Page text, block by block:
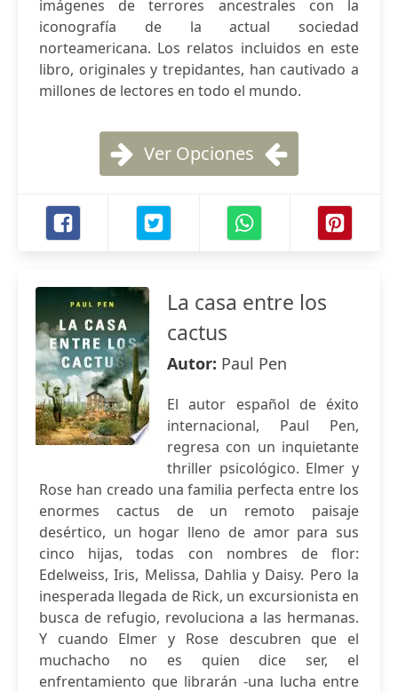
imágenes de terrores ancestrales con la
iconografía de la actual sociedad
norteamericana. Los relatos incluidos en este
libro, originales y trepidantes, han cautivado a
millones de lectores en todo el mundo.
Ver Opciones
La casa entre los
cactus
Autor: Paul Pen
El autor español de éxito
internacional, Paul Pen,
regresa con un inquietante
thriller psicológico. Elmer y
Rose han creado una familia perfecta entre los
enormes cactus de un remoto paisaje
desértico, un hogar lleno de amor para sus
cinco hijas, todas con nombres de flor:
Edelweiss, Iris, Melissa, Dahlia y Daisy. Pero la
inesperada llegada de Rick, un excursionista en
busca de refugio, revoluciona a las hermanas.
Y cuando Elmer y Rose descubren que el
muchacho no es quien dice ser, el
enfrentamiento que librarán -una lucha entre